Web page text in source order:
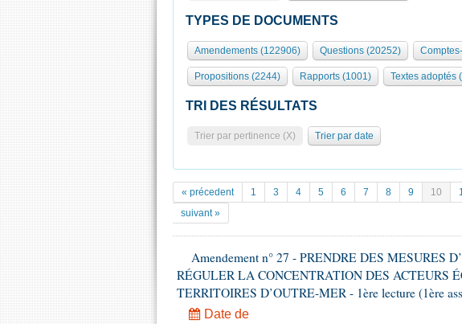
TYPES DE DOCUMENTS
Amendements (122906) Questions (20252)
Propositions (2244) Rapports (1001) Textes adoptés
TRI DES RÉSULTATS
Trier par pertinence (X) Trier par date
« précedent 1 3 4 5 6 7 8 9 10
suivant »
Amendement n° 27 - PRENDRE DES MESURES
RÉGULER LA CONCENTRATION DES ACTEURS
TERRITOIRES D’OUTRE-MER - 1ère lecture (1ère
Date de